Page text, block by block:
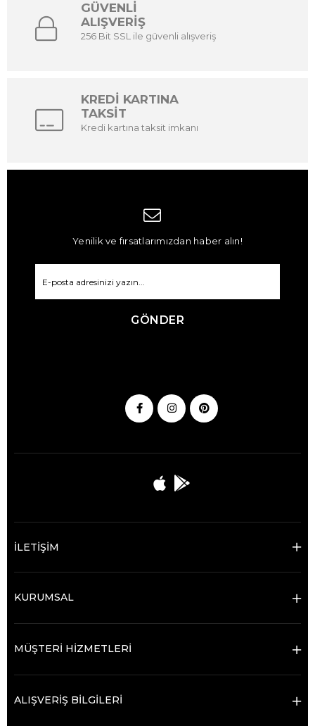
GÜVENLİ
ALIŞVERİŞ
256 Bit SSL ile güvenli alışveriş
KREDİ KARTINA
TAKSİT
Kredi kartına taksit imkanı
Yenilik ve fırsatlarımızdan haber alın!
GÖNDER
İLETİŞİM
KURUMSAL
MÜŞTERİ HİZMETLERİ
ALIŞVERİŞ BİLGİLERİ